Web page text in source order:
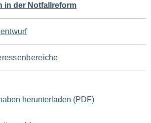
in der Notfallreform
herunterladen (PDF)